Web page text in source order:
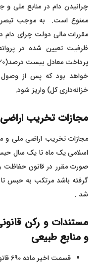
چرانیدن دام در منابع ملی و
ممنوع است. به موجب تبصره 2
مقررات مالی دولت چرای دام
ظرفیت تعیین شده در
خواهد بود که پس از وصول
خزانه‌داری کل) واریز شود.
مجازات تخریب
مجازات تخریب اراضی ملی و
اسلامی یک ماه تا یک سال
صورت مقرر در قانون حفاظت
گرفته باشد مرتکب به حبس
شد .
مستندات و رکن
و منابع طبیعی
قسمت اخیر ماده 690 قانون مجازات اسلامی